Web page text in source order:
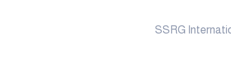
SSRG